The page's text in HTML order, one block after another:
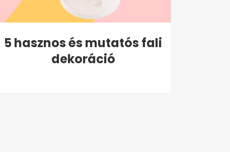
5 hasznos és mutatós fali
dekoráció